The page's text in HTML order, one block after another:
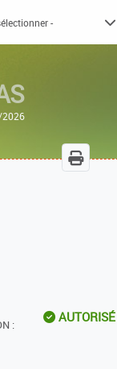
2026
:
AUTORISÉ